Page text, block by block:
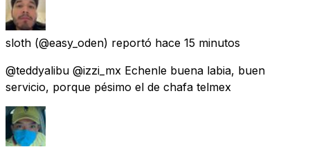
sloth (@easy_oden) reportó hace 15 minutos
@teddyalibu @izzi_mx Echenle buena labia, buen
servicio, porque pésimo el de chafa telmex